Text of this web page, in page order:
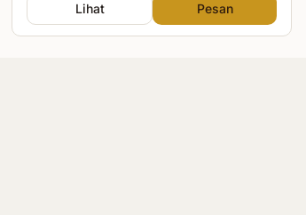
Lihat Pesan